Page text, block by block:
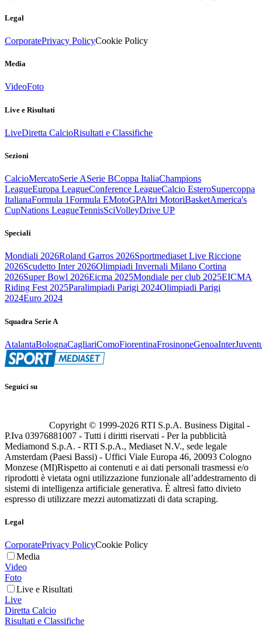
Legal
CorporatePrivacy PolicyCookie Policy
Media
VideoFoto
Live e Risultati
LiveDiretta CalcioRisultati e Classifiche
Sezioni
CalcioMercatoSerie ASerie BCoppa ItaliaChampions
LeagueEuropa LeagueConference LeagueCalcio EsteroSupercoppa
ItalianaFormula 1Formula EMotoGPAltri MotoriBasketAmerica's
CupNations LeagueTennisSciVolleyDrive UP
Speciali
Mondiali 2026Roland Garros 2026Sportmediaset Live Riccione
2026Scudetto Inter 2026Olimpiadi Invernali Milano Cortina
2026Super Bowl 2026Eicma 2025Mondiale per club 2025EICMA
Riding Fest 2025Paralimpiadi Parigi 2024Olimpiadi Parigi
2024Euro 2024
Squadra Serie A
AtalantaBolognaCagliariComoFiorentinaFrosinoneGenoaInter
Seguici su
Copyright © 1999-2026 RTI S.p.A. Business Digital -
P.Iva 03976881007 - Tutti i diritti riservati - Per la pubblicità
Mediamond S.p.A. - RTI S.p.A., Mediaset N.V., sede legale
Amsterdam (Paesi Bassi) - Uffici Viale Europa 46, 20093 Cologno
Monzese (MI)Rispetto ai contenuti e ai dati personali trasmessi e/o
riprodotti è vietata ogni utilizzazione funzionale all’addestramento di
sistemi di intelligenza artificiale generativa. È altresì fatto divieto
espresso di utilizzare mezzi automatizzati di data scraping.
Legal
CorporatePrivacy PolicyCookie Policy
Media
Video
Foto
Live e Risultati
Live
Diretta Calcio
Risultati e Classifiche